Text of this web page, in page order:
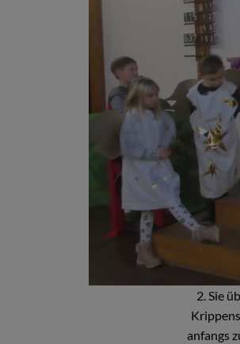
2. Sie
anfangs